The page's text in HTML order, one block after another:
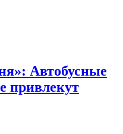
Автобусные
привлекут